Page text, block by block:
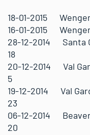
18-01-2015
16-01-2015
28-12-2014
18
20-12-2014 Val
5
19-12-2014 Val
23
06-12-2014
20